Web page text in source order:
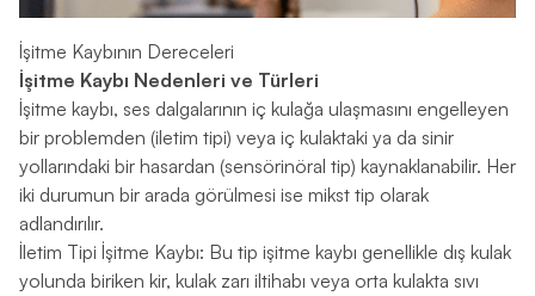
İşitme Kaybının Dereceleri
İşitme Kaybı Nedenleri ve Türleri
İşitme kaybı, ses dalgalarının iç kulağa ulaşmasını engelleyen
bir problemden (iletim tipi) veya iç kulaktaki ya da sinir
yollarındaki bir hasardan (sensörinöral tip) kaynaklanabilir. Her
iki durumun bir arada görülmesi ise mikst tip olarak
adlandırılır.
İletim Tipi İşitme Kaybı: Bu tip işitme kaybı genellikle dış kulak
yolunda biriken kir, kulak zarı iltihabı veya orta kulakta sıvı